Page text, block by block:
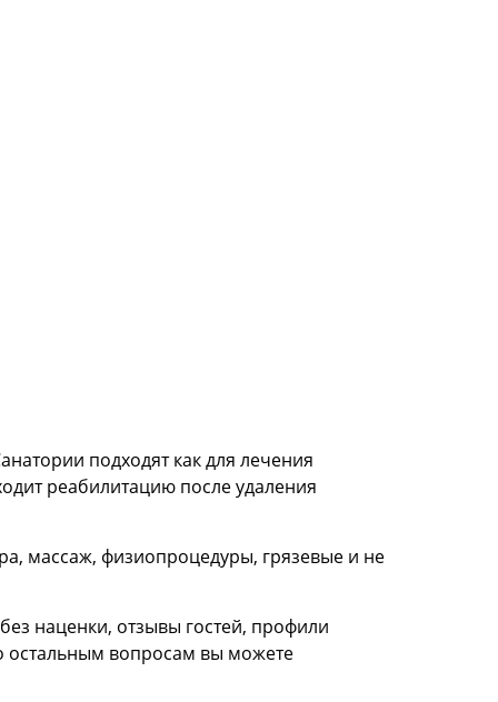
подходят как для лечения
реабилитацию после удаления
массаж, физиопроцедуры, грязевые и не
наценки, отзывы гостей, профили
остальным вопросам вы можете